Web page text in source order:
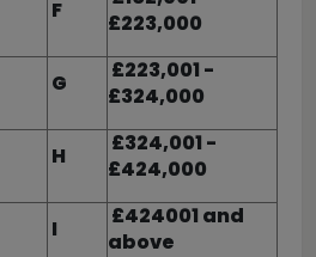
F
£223,000
G
£223,001 -
£324,000
H
£324,001 -
£424,000
I
£424001 and
above